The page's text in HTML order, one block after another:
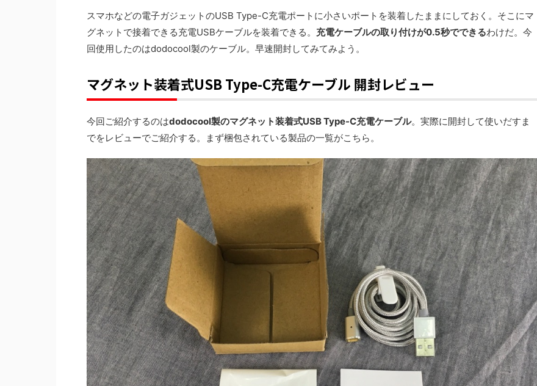
スマホなどの電子ガジェットのUSB Type-C充電ポートに小さいポートを装着したままにしておく。そこにマ
グネットで接着できる充電USBケーブルを装着できる。 充電ケーブルの取り付けが0.5秒でできるわけだ。今
回使用したのはdodocool製のケーブル。早速開封してみてみよう。
マグネット装着式USB Type-C充電ケーブル 開封レビュー
今回ご紹介するのはdodocool製のマグネット装着式USB Type-C充電ケーブル。実際に開封して使いだすま
でをレビューでご紹介する。まず梱包されている製品の一覧がこちら。